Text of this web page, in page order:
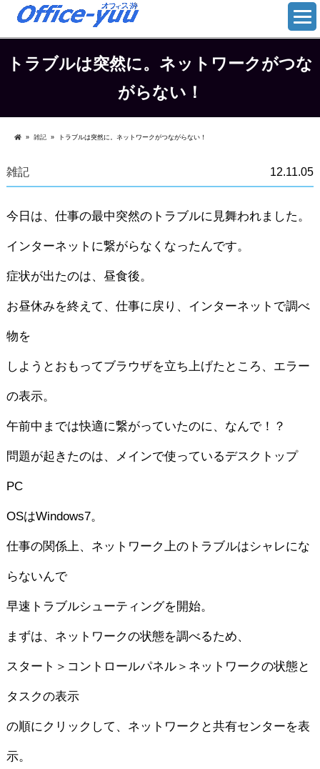
トラブルは突然に。ネットワークがつな
がらない！
» 雑記 » トラブルは突然に。ネットワークがつながらない！
雑記 12.11.05
今日は、仕事の最中突然のトラブルに見舞われました。
インターネットに繋がらなくなったんです。
症状が出たのは、昼食後。
お昼休みを終えて、仕事に戻り、インターネットで調べ
物を
しようとおもってブラウザを立ち上げたところ、エラー
の表示。
午前中までは快適に繋がっていたのに、なんで！？
問題が起きたのは、メインで使っているデスクトップ
PC
OSはWindows7。
仕事の関係上、ネットワーク上のトラブルはシャレにな
らないんで
早速トラブルシューティングを開始。
まずは、ネットワークの状態を調べるため、
スタート＞コントロールパネル＞ネットワークの状態と
タスクの表示
の順にクリックして、ネットワークと共有センターを表
示。